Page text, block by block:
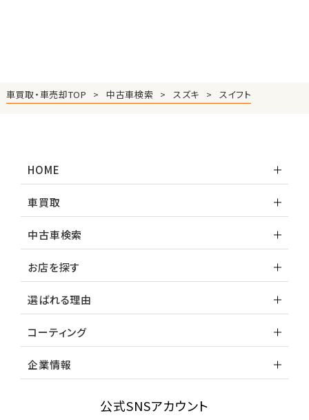
車買取・車売却TOP 中古車検索 スズキ スイフト
HOME
車買取
中古車検索
お店を探す
選ばれる理由
コーティング
企業情報
公式SNSアカウント